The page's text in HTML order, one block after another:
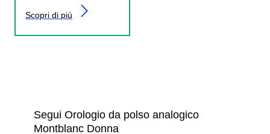
Scopri di più
Segui Orologio da polso analogico
Montblanc Donna